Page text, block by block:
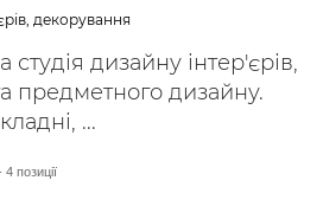
декорування
дизайну інтер'єрів,
предметного дизайну.
...
4 позиції